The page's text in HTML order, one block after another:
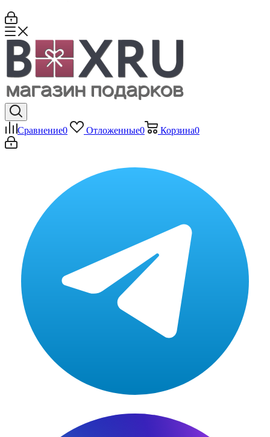
Сравнение0 Отложенные0 Корзина0